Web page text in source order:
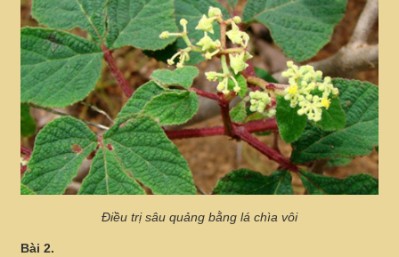
Điều trị sâu quảng bằng lá chìa vôi
Bài 2.